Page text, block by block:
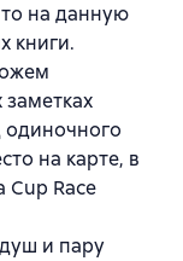
то на данную
книги.
одиночного
на карте, в
Cup Race
и пару